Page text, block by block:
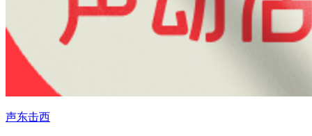
声东击西